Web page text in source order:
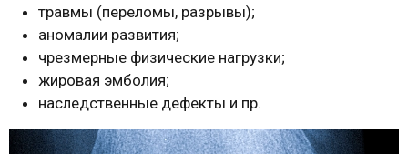
травмы (переломы, разрывы);
аномалии развития;
чрезмерные физические нагрузки;
жировая эмболия;
наследственные дефекты и пр.